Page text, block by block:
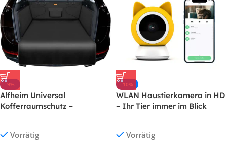
-9%
Alfheim Universal
Kofferraumschutz –
Autodecke für Hunde –
Vorrätig
-10%
WLAN Haustierkamera in HD
– Ihr Tier immer im Blick
Vorrätig